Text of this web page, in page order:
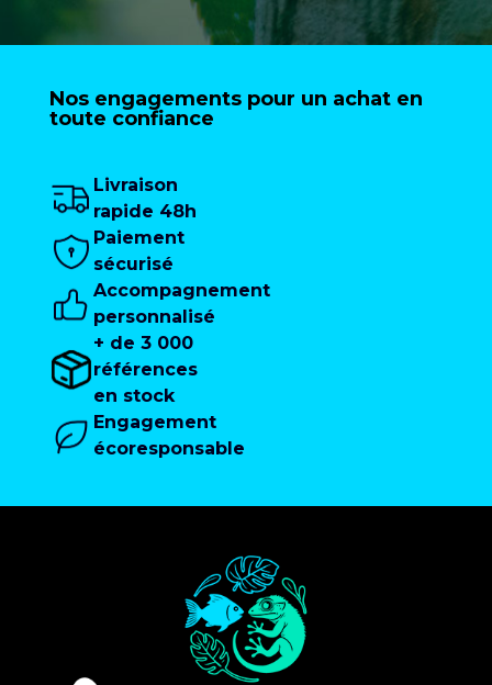
Nos engagements pour un achat en
toute confiance
Livraison
rapide 48h
Paiement
sécurisé
Accompagnement
personnalisé
+ de 3 000
références
en stock
Engagement
écoresponsable